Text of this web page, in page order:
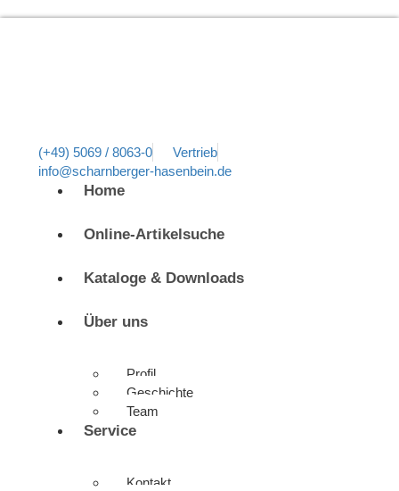
(+49) 5069 / 8063-0
Vertrieb
info@scharnberger-hasenbein.de
Home
Online-Artikelsuche
Kataloge & Downloads
Über uns
Profil
Geschichte
Team
Service
Kontakt